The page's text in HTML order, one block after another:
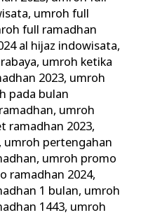
, umroh full
full ramadhan
al hijaz indowisata,
, umroh ketika
2023, umroh
pada bulan
, umroh
ramadhan 2023,
umroh pertengahan
, umroh promo
ramadhan 2024,
1 bulan, umroh
1443, umroh